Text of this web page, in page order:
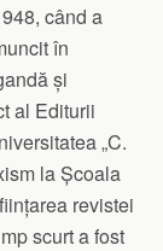
când a
în
și
al Editurii
„C.
la Școala
revistei
scurt a fost